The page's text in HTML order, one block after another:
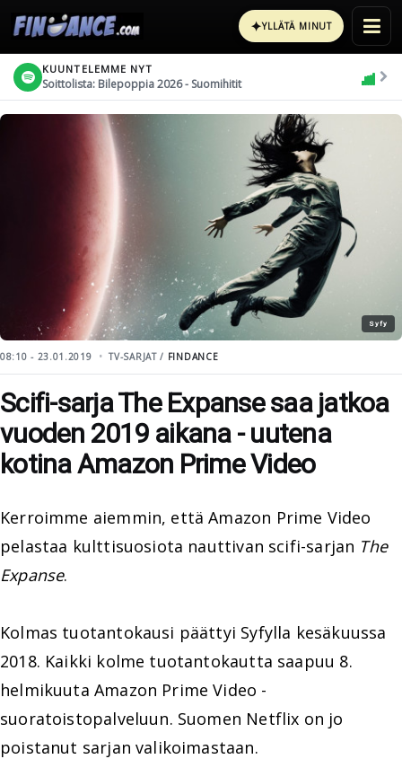
✦YLLÄTÄ MINUT
KUUNTELEMME NYT
Soittolista: Bilepoppia 2026 - Suomihitit
Syfy
08:10 - 23.01.2019 TV-SARJAT / FINDANCE
Scifi-sarja The Expanse saa jatkoa
vuoden 2019 aikana - uutena
kotina Amazon Prime Video
Kerroimme aiemmin, että Amazon Prime Video
pelastaa kulttisuosiota nauttivan scifi-sarjan The
Expanse.
Kolmas tuotantokausi päättyi Syfylla kesäkuussa
2018. Kaikki kolme tuotantokautta saapuu 8.
helmikuuta Amazon Prime Video -
suoratoistopalveluun. Suomen Netflix on jo
poistanut sarjan valikoimastaan.